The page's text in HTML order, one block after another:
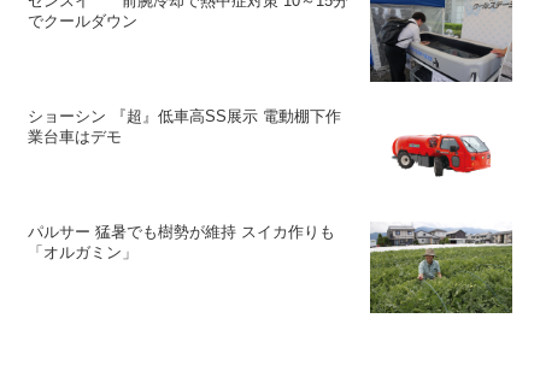
でクールダウン
ショーシン 『超』低車高SS展示 電動棚下作
業台車はデモ
パルサー 猛暑でも樹勢が維持 スイカ作りも
「オルガミン」